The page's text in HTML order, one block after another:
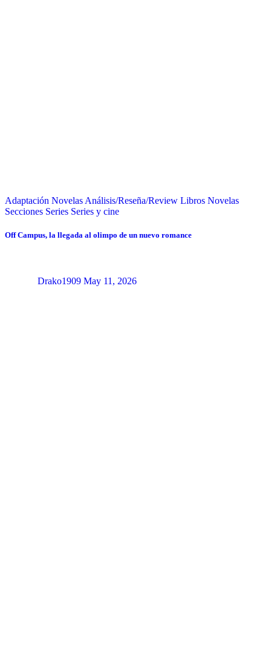
Adaptación Novelas Análisis/Reseña/Review Libros Novelas
Secciones Series Series y cine
Off Campus, la llegada al olimpo de un nuevo romance
Drako1909 May 11, 2026